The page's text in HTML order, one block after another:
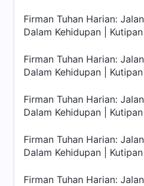
Firman Tuhan Harian:
Dalam Kehidupan |
Firman Tuhan Harian:
Dalam Kehidupan |
Firman Tuhan Harian:
Dalam Kehidupan |
Firman Tuhan Harian:
Dalam Kehidupan |
Firman Tuhan Harian: